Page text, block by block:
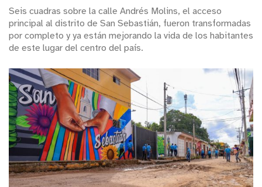
Seis cuadras sobre la calle Andrés Molins, el acceso
principal al distrito de San Sebastián, fueron transformadas
por completo y ya están mejorando la vida de los habitantes
de este lugar del centro del país.